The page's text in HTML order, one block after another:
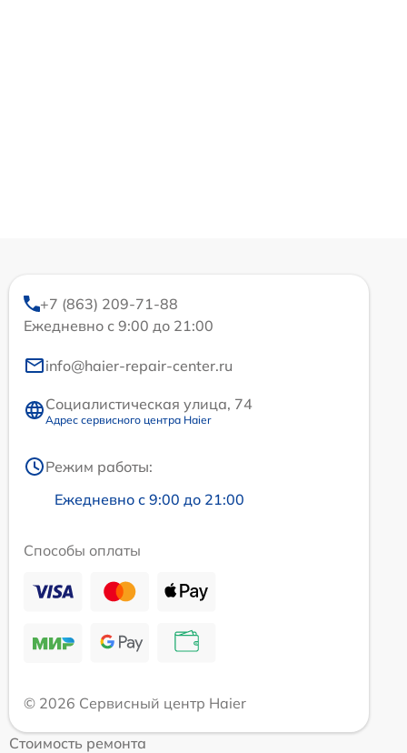
+7 (863) 209-71-88
Ежедневно с 9:00 до 21:00
info@haier-repair-center.ru
Социалистическая улица, 74
Адрес сервисного центра Haier
Режим работы:
Ежедневно с 9:00 до 21:00
Способы оплаты
© 2026 Сервисный центр Haier
Стоимость ремонта